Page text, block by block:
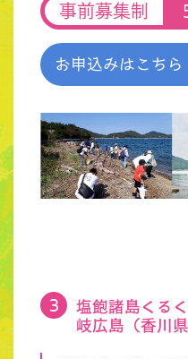
事前募集制
お申込みはこちら
塩飽諸島くる
岐広島（香川